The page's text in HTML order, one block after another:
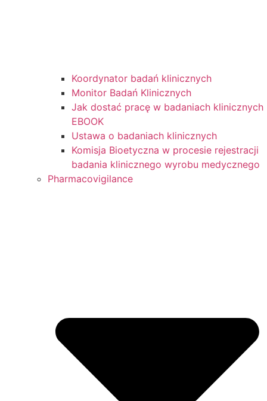
Koordynator badań klinicznych
Monitor Badań Klinicznych
Jak dostać pracę w badaniach klinicznych
EBOOK
Ustawa o badaniach klinicznych
Komisja Bioetyczna w procesie rejestracji
badania klinicznego wyrobu medycznego
Pharmacovigilance